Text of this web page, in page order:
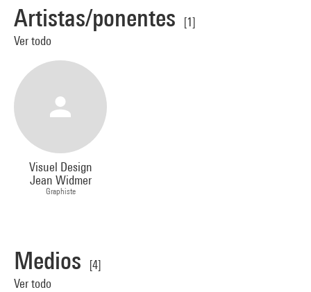
Artistas/ponentes
[1]
Ver todo
Visuel Design
Jean Widmer
Graphiste
Medios
[4]
Ver todo